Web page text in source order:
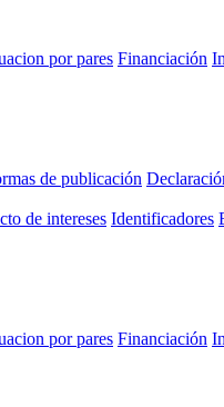
por pares Financiación
de publicación
de intereses Identificadores
por pares Financiación